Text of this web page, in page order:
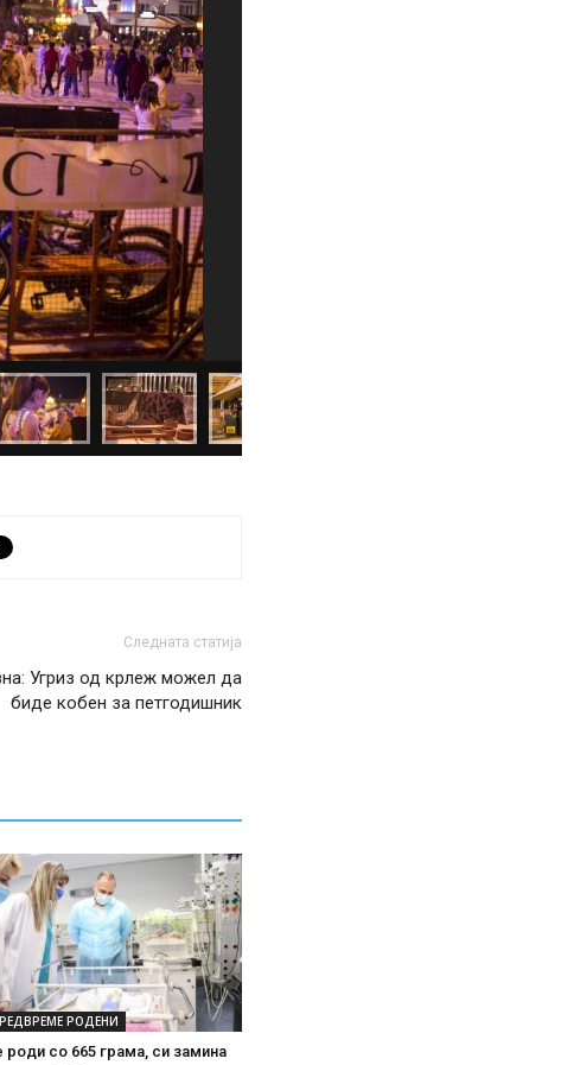
Следната статија
Угриз од крлеж можел да
биде кобен за петгодишник
РОДЕНИ
роди со 665 грама, си замина